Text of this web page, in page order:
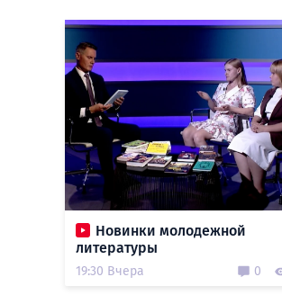
Новинки молодежной
литературы
19:30 Вчера 0